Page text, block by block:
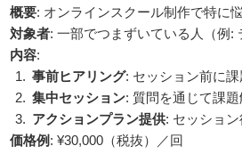
概要: オンラインスクール制作で特に
対象者: 一部でつまずいている人（例:
内容:
事前ヒアリング: セッション前に課
集中セッション: 質問を通じて課
アクションプラン提供: セッショ
価格例 : ¥30,000（税抜）／回